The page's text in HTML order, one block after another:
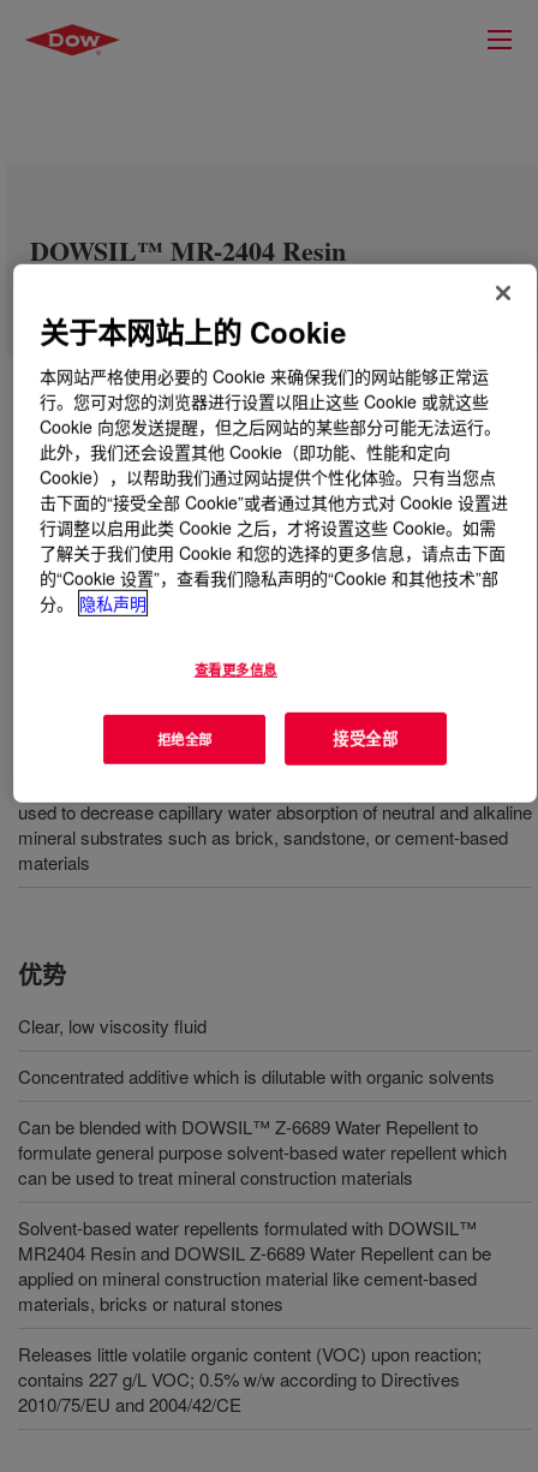
DOWSIL™ MR-2404 Resin
什么是DOWSIL™ MR-2404 Resin?
used to decrease capillary water absorption of neutral and alkaline
mineral substrates such as brick, sandstone, or cement-based
materials
优势
Clear, low viscosity fluid
Concentrated additive which is dilutable with organic solvents
Can be blended with DOWSIL™ Z-6689 Water Repellent to
formulate general purpose solvent-based water repellent which
can be used to treat mineral construction materials
Solvent-based water repellents formulated with DOWSIL™
MR2404 Resin and DOWSIL Z-6689 Water Repellent can be
applied on mineral construction material like cement-based
materials, bricks or natural stones
Releases little volatile organic content (VOC) upon reaction;
contains 227 g/L VOC; 0.5% w/w according to Directives
2010/75/EU and 2004/42/CE
关于本网站上的 Cookie
本网站严格使用必要的 Cookie 来确保我们的网站能够正常运
行。您可对您的浏览器进行设置以阻止这些 Cookie 或就这些
Cookie 向您发送提醒，但之后网站的某些部分可能无法运行。
此外，我们还会设置其他 Cookie（即功能、性能和定向
Cookie），以帮助我们通过网站提供个性化体验。只有当您点
击下面的“接受全部 Cookie”或者通过其他方式对 Cookie 设置进
行调整以启用此类 Cookie 之后，才将设置这些 Cookie。如需
了解关于我们使用 Cookie 和您的选择的更多信息，请点击下面
的“Cookie 设置”，查看我们隐私声明的“Cookie 和其他技术”部
分。
隐私声明
查看更多信息
拒绝全部 接受全部